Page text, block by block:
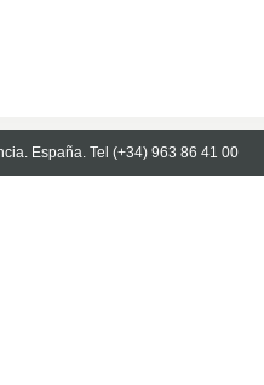
España. Tel (+34) 963 86 41 00